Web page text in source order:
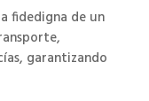
fidedigna de un
garantizando